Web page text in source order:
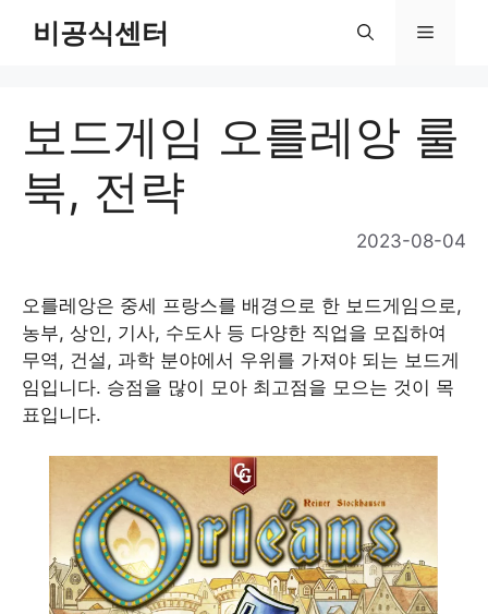
비공식센터 Menu
보드게임 오를레앙 룰
북, 전략
2023-08-04
오를레앙은 중세 프랑스를 배경으로 한 보드게임으로,
농부, 상인, 기사, 수도사 등 다양한 직업을 모집하여
무역, 건설, 과학 분야에서 우위를 가져야 되는 보드게
임입니다. 승점을 많이 모아 최고점을 모으는 것이 목
표입니다.